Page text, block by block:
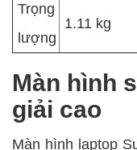
Trọng
lượng
1.11 kg
Màn hình
giải cao
Màn hình laptop